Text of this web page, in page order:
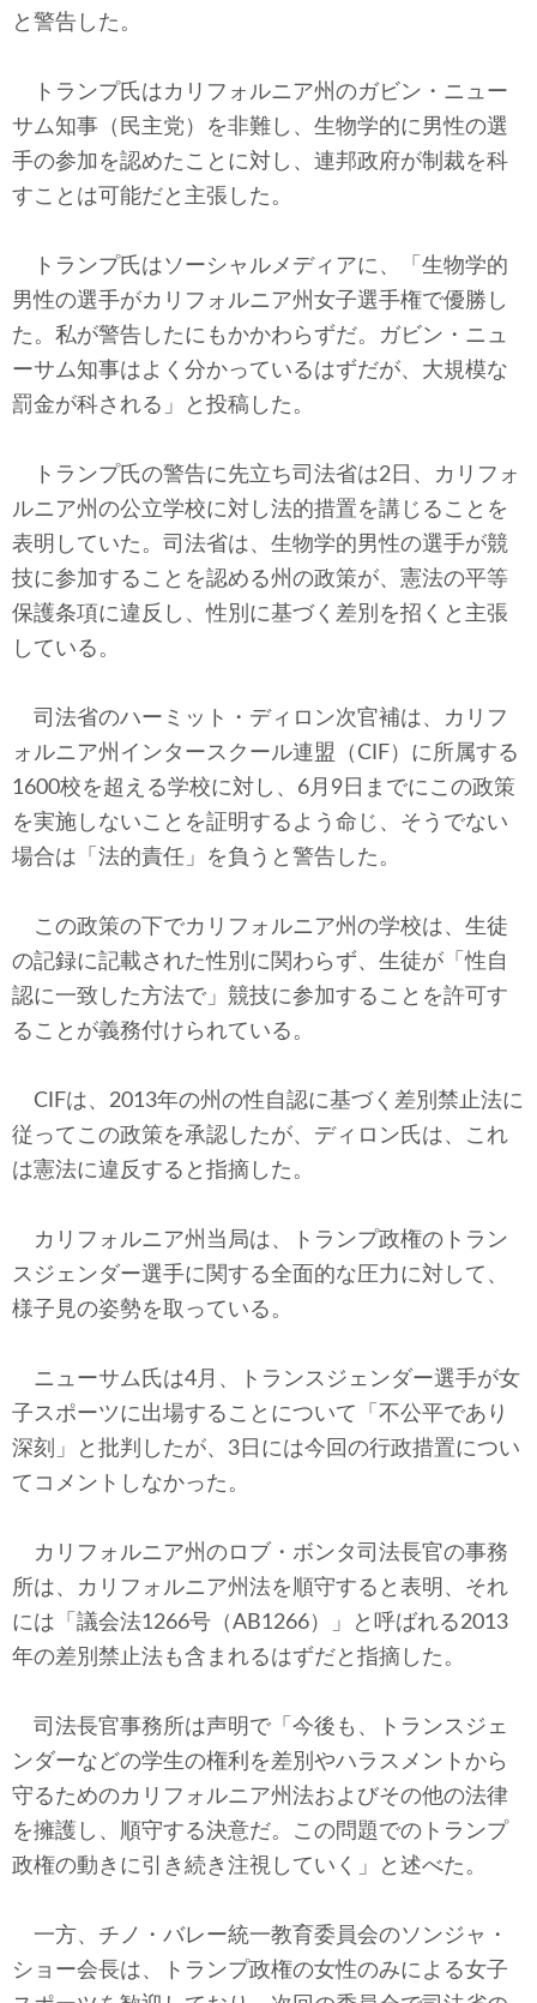
ビル・ガーツ
東アジア
東京発
と警告した。
トランプ氏はカリフォルニア州のガビン・ニュー
サム知事（民主党）を非難し、生物学的に男性の選
手の参加を認めたことに対し、連邦政府が制裁を科
すことは可能だと主張した。
トランプ氏はソーシャルメディアに、「生物学的
男性の選手がカリフォルニア州女子選手権で優勝し
た。私が警告したにもかかわらずだ。ガビン・ニュ
ーサム知事はよく分かっているはずだが、大規模な
罰金が科される」と投稿した。
トランプ氏の警告に先立ち司法省は2日、カリフォ
ルニア州の公立学校に対し法的措置を講じることを
表明していた。司法省は、生物学的男性の選手が競
技に参加することを認める州の政策が、憲法の平等
保護条項に違反し、性別に基づく差別を招くと主張
している。
司法省のハーミット・ディロン次官補は、カリフ
ォルニア州インタースクール連盟（CIF）に所属する
1600校を超える学校に対し、6月9日までにこの政策
を実施しないことを証明するよう命じ、そうでない
場合は「法的責任」を負うと警告した。
この政策の下でカリフォルニア州の学校は、生徒
の記録に記載された性別に関わらず、生徒が「性自
認に一致した方法で」競技に参加することを許可す
ることが義務付けられている。
CIFは、2013年の州の性自認に基づく差別禁止法に
従ってこの政策を承認したが、ディロン氏は、これ
は憲法に違反すると指摘した。
カリフォルニア州当局は、トランプ政権のトラン
スジェンダー選手に関する全面的な圧力に対して、
様子見の姿勢を取っている。
ニューサム氏は4月、トランスジェンダー選手が女
子スポーツに出場することについて「不公平であり
深刻」と批判したが、3日には今回の行政措置につい
てコメントしなかった。
カリフォルニア州のロブ・ボンタ司法長官の事務
所は、カリフォルニア州法を順守すると表明、それ
には「議会法1266号（AB1266）」と呼ばれる2013
年の差別禁止法も含まれるはずだと指摘した。
司法長官事務所は声明で「今後も、トランスジェ
ンダーなどの学生の権利を差別やハラスメントから
守るためのカリフォルニア州法およびその他の法律
を擁護し、順守する決意だ。この問題でのトランプ
政権の動きに引き続き注視していく」と述べた。
一方、チノ・バレー統一教育委員会のソンジャ・
ショー会長は、トランプ政権の女性のみによる女子